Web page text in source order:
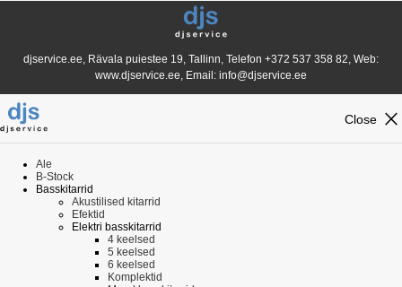
djservice.ee, Rävala puiestee 19, Tallinn, Telefon +372 537 358 82, Web:
www.djservice.ee, Email: info@djservice.ee
close
Close
Ale
B-Stock
Basskitarrid
Akustilised kitarrid
Efektid
Elektri basskitarrid
4 keelsed
5 keelsed
6 keelsed
Komplektid